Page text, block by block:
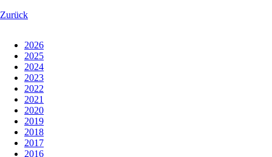
Zurück
2026
2025
2024
2023
2022
2021
2020
2019
2018
2017
2016